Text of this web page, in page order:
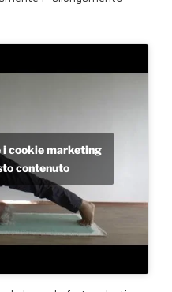
cookie marketing
contenuto